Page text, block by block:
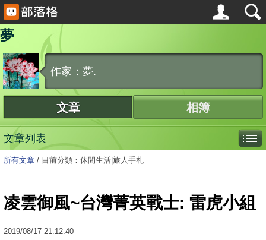
夢
作家：夢.
文章 相簿
文章列表
所有文章 / 目前分類：休閒生活|旅人手札
凌雲御風~台灣菁英戰士: 雷虎小組
2019/08/17 21:12:40